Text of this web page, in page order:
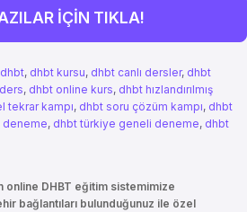
İÇİN TIKLA!
, dhbt kursu, dhbt canlı dersler, dhbt
, dhbt online kurs, dhbt hızlandırılmış
tekrar kampı, dhbt soru çözüm kampı, dhbt
deneme, dhbt türkiye geneli deneme, dhbt
online DHBT eğitim sistemimize
bağlantıları bulunduğunuz ile özel